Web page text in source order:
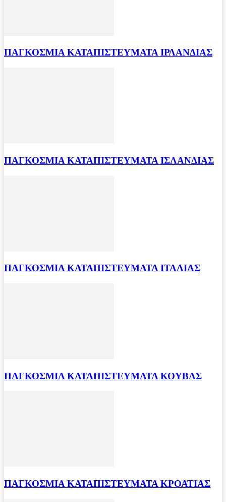
ΠΑΓΚΟΣΜΙΑ ΚΑΤΑΠΙΣΤΕΥΜΑΤΑ ΙΡΛΑΝΔΙΑΣ
ΠΑΓΚΟΣΜΙΑ ΚΑΤΑΠΙΣΤΕΥΜΑΤΑ ΙΣΛΑΝΔΙΑΣ
ΠΑΓΚΟΣΜΙΑ ΚΑΤΑΠΙΣΤΕΥΜΑΤΑ ΙΤΑΛΙΑΣ
ΠΑΓΚΟΣΜΙΑ ΚΑΤΑΠΙΣΤΕΥΜΑΤΑ ΚΟΥΒΑΣ
ΠΑΓΚΟΣΜΙΑ ΚΑΤΑΠΙΣΤΕΥΜΑΤΑ ΚΡΟΑΤΙΑΣ